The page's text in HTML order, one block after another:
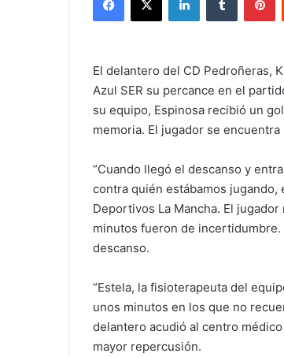
El delantero del CD Pedroñeras,
Azul SER su percance en el
su equipo, Espinosa recibió un
memoria. El jugador se
“Cuando llegó el descanso y
contra quién estábamos jugando,
Deportivos La Mancha. El
minutos fueron de
descanso.
“Estela, la fisioterapeuta del
unos minutos en los que no
delantero acudió al centro
mayor repercusión.